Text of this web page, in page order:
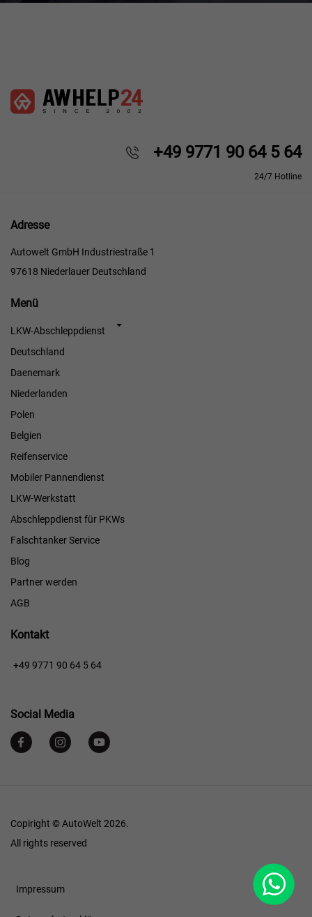
+49 9771 90 64 5 64
24/7 Hotline
Adresse
Autowelt GmbH Industriestraße 1
97618 Niederlauer Deutschland
Menü
Menü
LKW-Abschleppdienst
Deutschland
Daenemark
Niederlanden
Polen
Belgien
Reifenservice
Mobiler Pannendienst
LKW-Werkstatt
Abschleppdienst für PKWs
Falschtanker Service
Blog
Partner werden
AGB
Kontakt
+49 9771 90 64 5 64
Social Media
Copiright © AutoWelt 2026.
All rights reserved
WhatsApp
Footer
Impressum